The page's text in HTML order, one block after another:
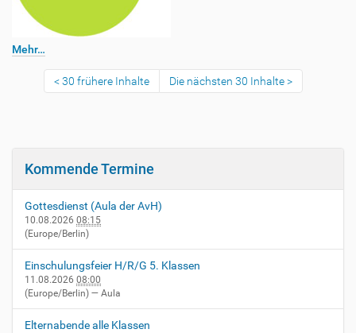
Mehr…
30 frühere Inhalte Die nächsten 30 Inhalte
Kommende Termine
Gottesdienst (Aula der AvH)
10.08.2026 08:15
(Europe/Berlin)
Einschulungsfeier H/R/G 5. Klassen
11.08.2026 08:00
(Europe/Berlin) — Aula
Elternabende alle Klassen